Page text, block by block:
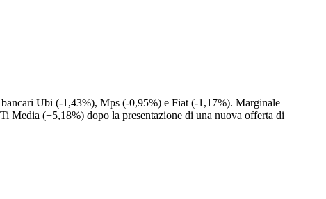
Ubi (-1,43%), Mps (-0,95%) e Fiat (-1,17%). Marginale
Media (+5,18%) dopo la presentazione di una nuova offerta di